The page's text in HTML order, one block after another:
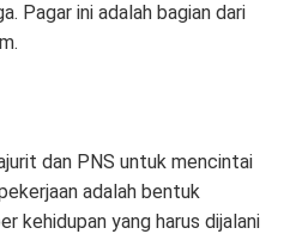
Pagar ini adalah bagian dari
dan PNS untuk mencintai
adalah bentuk
kehidupan yang harus dijalani